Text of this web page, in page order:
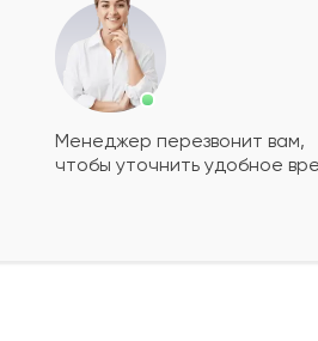
будет+?
Менеджер перезвонит вам,
чтобы уточнить удобное